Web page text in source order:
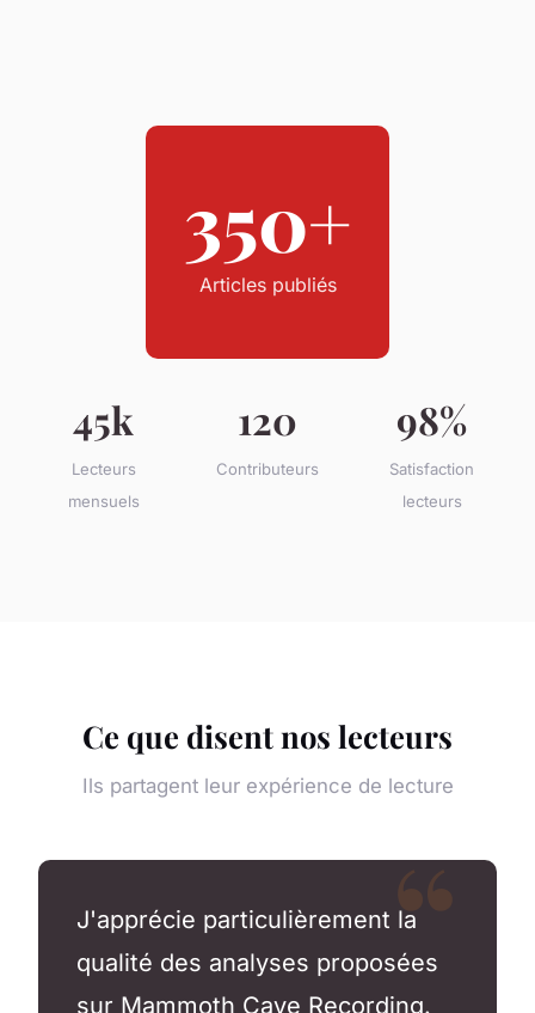
350+
Articles publiés
45k
Lecteurs
mensuels
120
Contributeurs
98%
Satisfaction
lecteurs
Ce que disent nos lecteurs
Ils partagent leur expérience de lecture
J'apprécie particulièrement la
qualité des analyses proposées
sur Mammoth Cave Recording.